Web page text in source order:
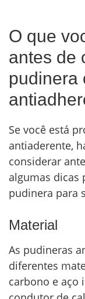
O que
antes de
pudinera
Se você está
antiaderente,
considerar
algumas dicas
pudinera para
Material
As pudineras
diferentes
carbono e aço